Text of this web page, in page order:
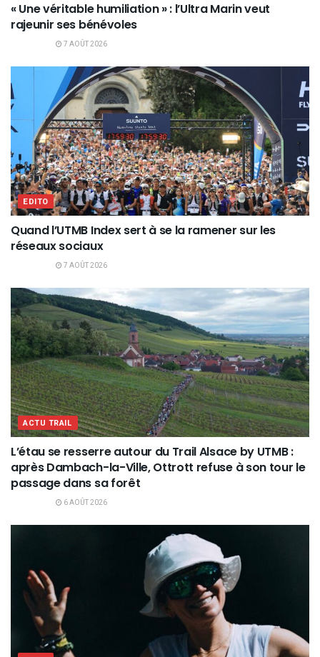
« Une véritable humiliation » : l’Ultra Marin veut
rajeunir ses bénévoles
7 AOÛT 2026
EDITO
Quand l’UTMB Index sert à se la ramener sur les
réseaux sociaux
7 AOÛT 2026
ACTU TRAIL
L’étau se resserre autour du Trail Alsace by UTMB :
après Dambach-la-Ville, Ottrott refuse à son tour le
passage dans sa forêt
6 AOÛT 2026